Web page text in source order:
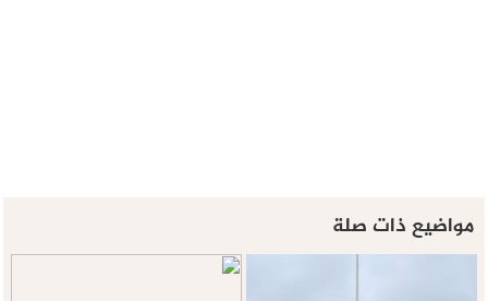
مواضيع ذات صلة